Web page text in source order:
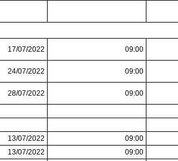
09:00
17/07/2022
09:00
24/07/2022
09:00
28/07/2022
09:00
13/07/2022
09:00
13/07/2022